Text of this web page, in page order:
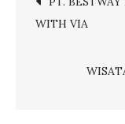
WITH VIA